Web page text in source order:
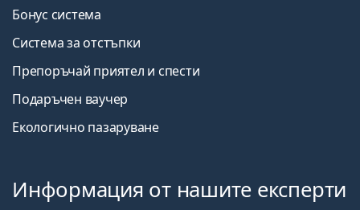
Бонус система
Система за отстъпки
Препоръчай приятел и спести
Подаръчен ваучер
Екологично пазаруване
Информация от нашите експерти